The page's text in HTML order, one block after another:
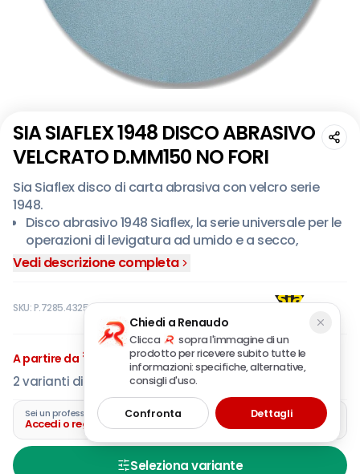
SIA SIAFLEX 1948 DISCO ABRASIVO
VELCRATO D.MM150 NO FORI
Sia Siaflex disco di carta abrasiva con velcro serie
1948.
Disco abrasivo 1948 Siaflex, la serie universale per le
operazioni di levigatura ad umido e a secco,
garantisce nelle più svariate applicazioni in ambito
automotive risultati di alta qualità.
Adatto a: levigatura ed asportazione di rivestimenti
ed impurità, eliminazione di irregolarità sui bordi del
punto di riparazione, carteggiatura levigatura a
spianare di stucchi fondi catalizzati, levigatura di
fondi catalizzati, levigatura di vernici vecchie nuove,
rimozione di bucce d’arancia ed inclusioni di
polvere.
Vedi descrizione completa
SKU:P.7285.4325.0150
A partire da € 0,67588IVA incl.
2varianti disponibili
Sei un professionista?
Accedi o registra la tua azienda
Seleziona variante
Chiedi a Renaudo
Clicca
sopra l'immagine di un
prodotto per ricevere subito tutte le
informazioni: specifiche, alternative,
consigli d'uso.
Confronta Dettagli